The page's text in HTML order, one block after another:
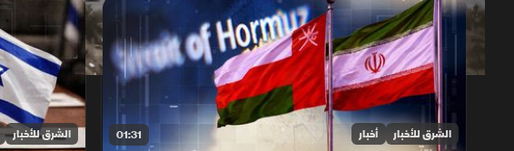
1x auto
01:31 الشرق للأخبار أخبار الشرق للأخبار